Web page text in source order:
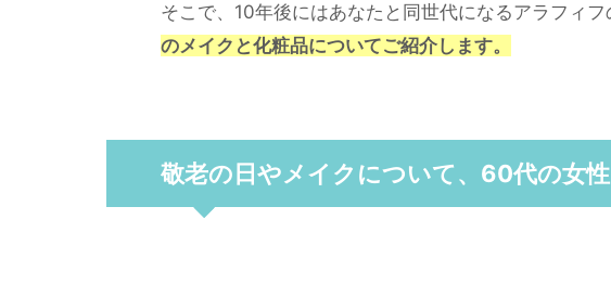
そこで、10年後にはあなたと同世代になるアラフィフ
のメイクと化粧品についてご紹介します。
敬老の日やメイクについて、60代の女